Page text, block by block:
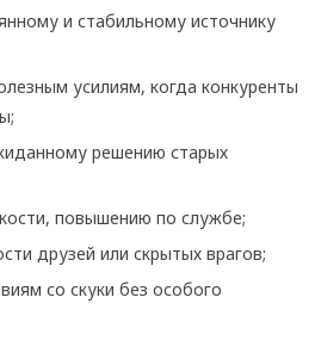
и стабильному источнику
усилиям, когда конкуренты
решению старых
повышению по службе;
друзей или скрытых врагов;
со скуки без особого